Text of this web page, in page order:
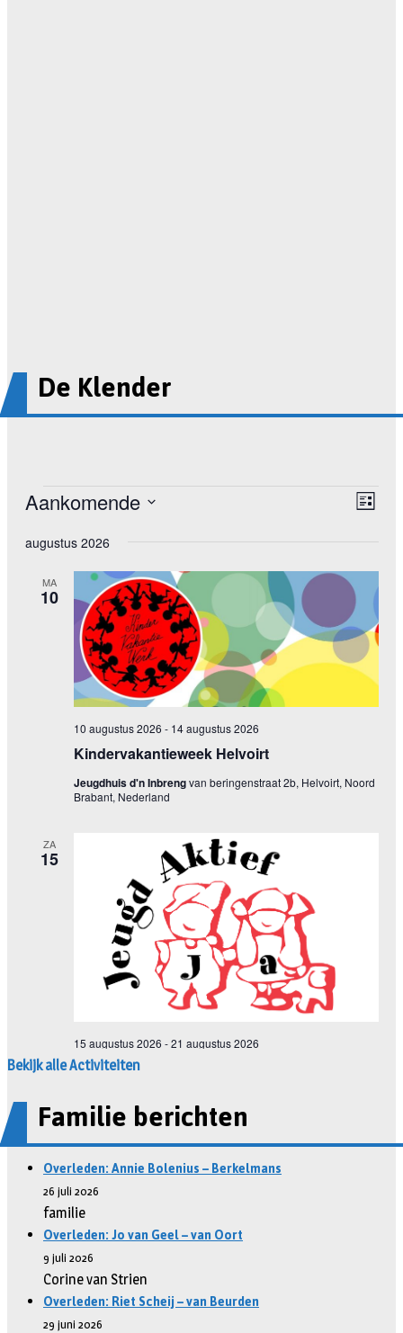
De Klender
Bekijk alle Activiteiten
Familie berichten
Overleden: Annie Bolenius – Berkelmans
26 juli 2026
familie
Overleden: Jo van Geel – van Oort
9 juli 2026
Corine van Strien
Overleden: Riet Scheij – van Beurden
29 juni 2026